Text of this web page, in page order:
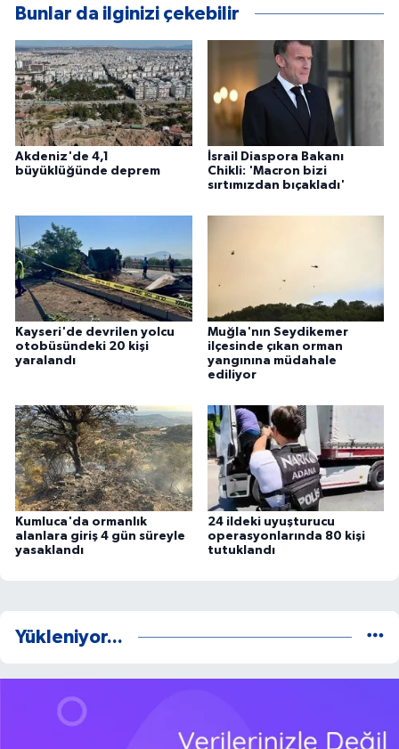
Bunlar da ilginizi çekebilir
Akdeniz'de 4,1
büyüklüğünde deprem
İsrail Diaspora Bakanı
Chikli: 'Macron bizi
sırtımızdan bıçakladı'
Kayseri'de devrilen yolcu
otobüsündeki 20 kişi
yaralandı
Muğla'nın Seydikemer
ilçesinde çıkan orman
yangınına müdahale
ediliyor
Kumluca'da ormanlık
alanlara giriş 4 gün süreyle
yasaklandı
24 ildeki uyuşturucu
operasyonlarında 80 kişi
tutuklandı
Yükleniyor...